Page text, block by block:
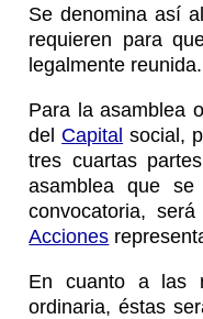
Se denomina así
requieren para
legalmente reunida.
Para la asamblea
del Capital social,
tres cuartas
asamblea que
convocatoria,
Acciones
En cuanto a las
ordinaria, éstas